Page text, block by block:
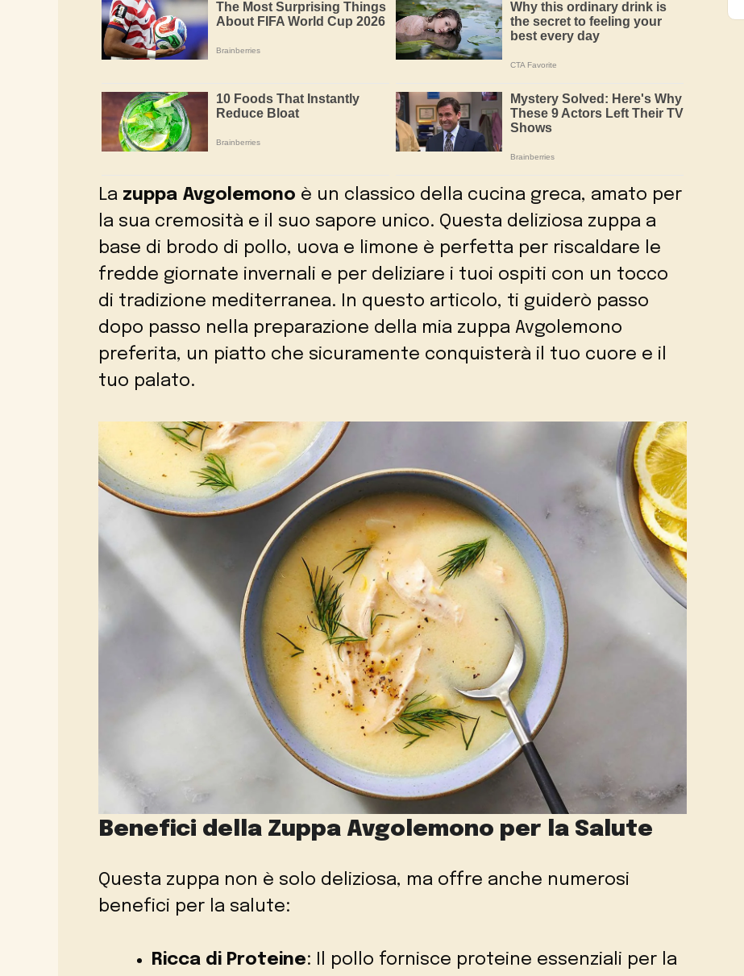
La zuppa Avgolemono è un classico della cucina greca, amato per
la sua cremosità e il suo sapore unico. Questa deliziosa zuppa a
base di brodo di pollo, uova e limone è perfetta per riscaldare le
fredde giornate invernali e per deliziare i tuoi ospiti con un tocco
di tradizione mediterranea. In questo articolo, ti guiderò passo
dopo passo nella preparazione della mia zuppa Avgolemono
preferita, un piatto che sicuramente conquisterà il tuo cuore e il
tuo palato.
Benefici della Zuppa Avgolemono per la Salute
Questa zuppa non è solo deliziosa, ma offre anche numerosi
benefici per la salute:
Ricca di Proteine: Il pollo fornisce proteine essenziali per la